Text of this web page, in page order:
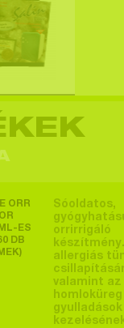
ORR
ES
DB
Sóoldatos,
orrirrigáló
allergiás
valamint az
homloküreg
gyulladások